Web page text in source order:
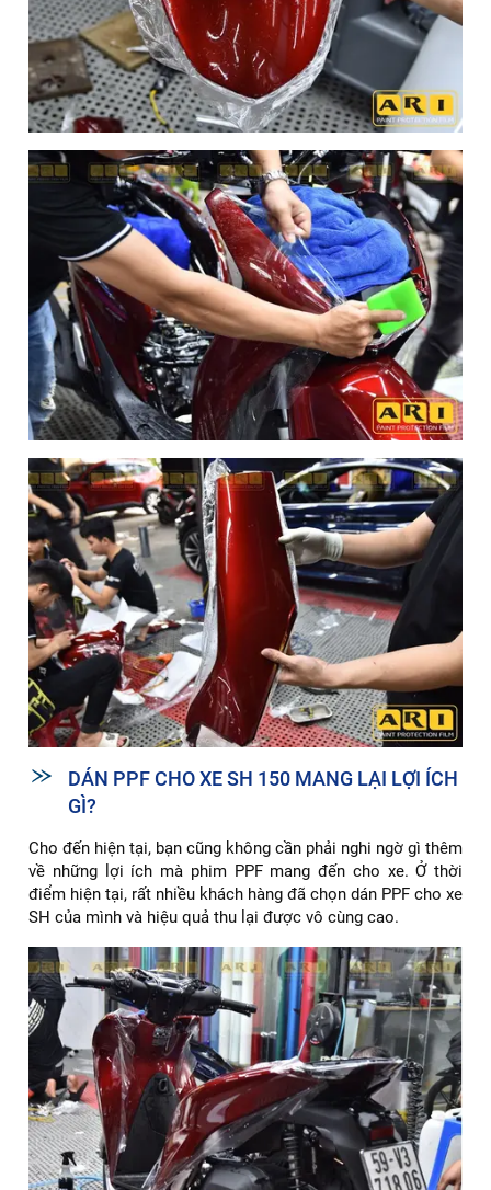
DÁN PPF CHO XE SH 150 MANG LẠI LỢI ÍCH
GÌ?
Cho đến hiện tại, bạn cũng không cần phải nghi ngờ gì thêm
về những lợi ích mà phim PPF mang đến cho xe. Ở thời
điểm hiện tại, rất nhiều khách hàng đã chọn dán PPF cho xe
SH của mình và hiệu quả thu lại được vô cùng cao.